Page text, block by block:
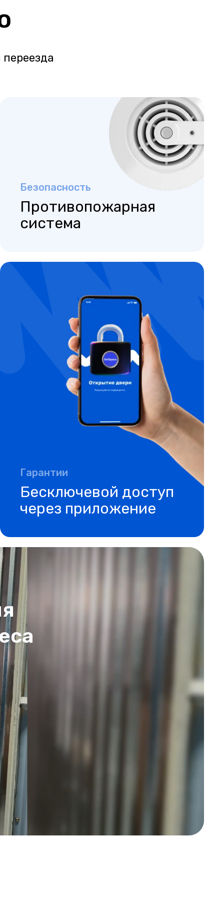
Безопасность
Противопожарная
система
Гарантии
Бесключевой доступ
через приложение